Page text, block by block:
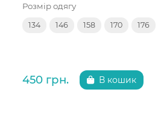
Розмір одягу
134 146 158 170 176
450 грн. В кошик